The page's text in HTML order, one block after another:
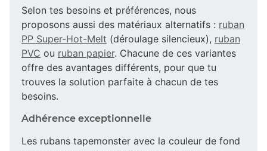
Selon tes besoins et préférences, nous
proposons aussi des matériaux alternatifs : ruban
PP Super-Hot-Melt (déroulage silencieux), ruban
PVC ou ruban papier. Chacune de ces variantes
offre des avantages différents, pour que tu
trouves la solution parfaite à chacun de tes
besoins.
Adhérence exceptionnelle
Les rubans tapemonster avec la couleur de fond